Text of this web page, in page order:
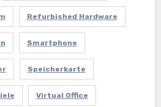
Refurbished Hardware
Smartphone
Speicherkarte
Virtual Office